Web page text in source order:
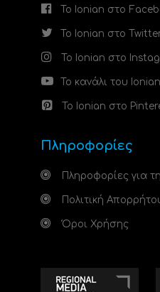
Το Ionian στο
Το Ionian στο
Το Ionian στο
Το κανάλι του
Το Ionian στο
Πληροφορίες
Πληροφορίες για
Πολιτική
Όροι Χρήσης